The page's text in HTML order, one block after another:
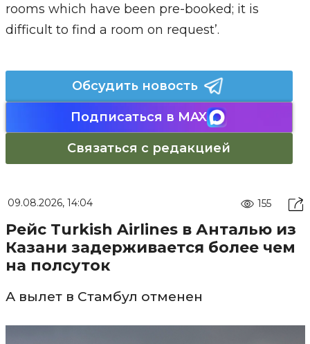
rooms which have been pre-booked; it is
difficult to find a room on request’.
Обсудить новость
Подписаться в MAX
Связаться с редакцией
09.08.2026, 14:04 155
Рейс Turkish Airlines в Анталью из
Казани задерживается более чем
на полсуток
А вылет в Стамбул отменен